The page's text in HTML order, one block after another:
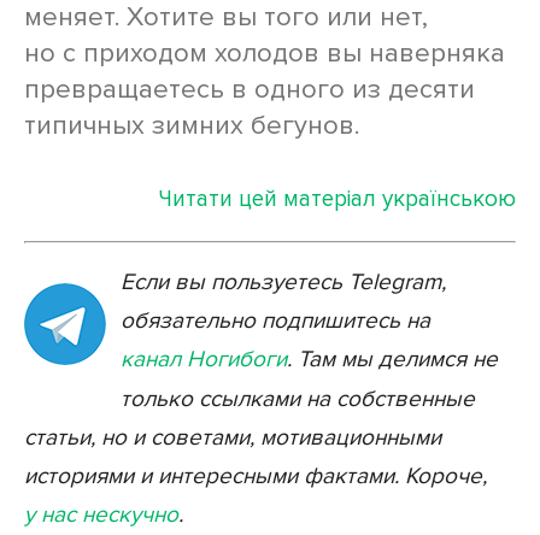
Женщинам
Здоровье
меняет. Хотите вы того или нет,
но с приходом холодов вы наверняка
превращаетесь в одного из десяти
типичных зимних бегунов.
Читати цей матеріал українською
Если вы пользуетесь Telegram,
обязательно подпишитесь на
канал Ногибоги. Там мы делимся не
только ссылками на собственные
статьи, но и советами, мотивационными
историями и интересными фактами. Короче,
у нас нескучно.